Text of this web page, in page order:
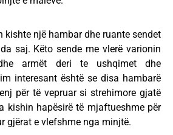
kishte një hambar dhe ruante sendet
saj. Këto sende me vlerë varionin
armët deri te ushqimet dhe
interesant është se disa hambarë
për të vepruar si strehimore gjatë
kishin hapësirë ​​të mjaftueshme për
gjërat e vlefshme nga minjtë.